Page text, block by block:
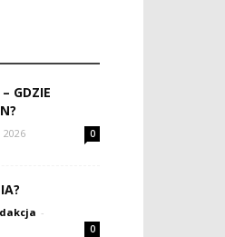
GDZIE
2026 0
-
0